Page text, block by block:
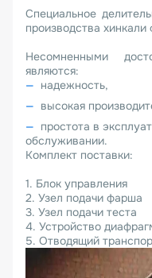
Специальное
производства
Несомненными
являются:
надежность,
высокая
простота в
обслуживании.
Комплект поставки:
1. Блок управления
2. Узел подачи фарша
3. Узел подачи теста
4. Устройство
5. Отводящий